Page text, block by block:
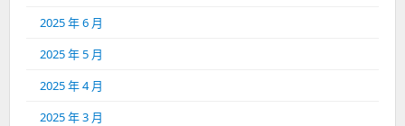
2025 年 6 月
2025 年 5 月
2025 年 4 月
2025 年 3 月